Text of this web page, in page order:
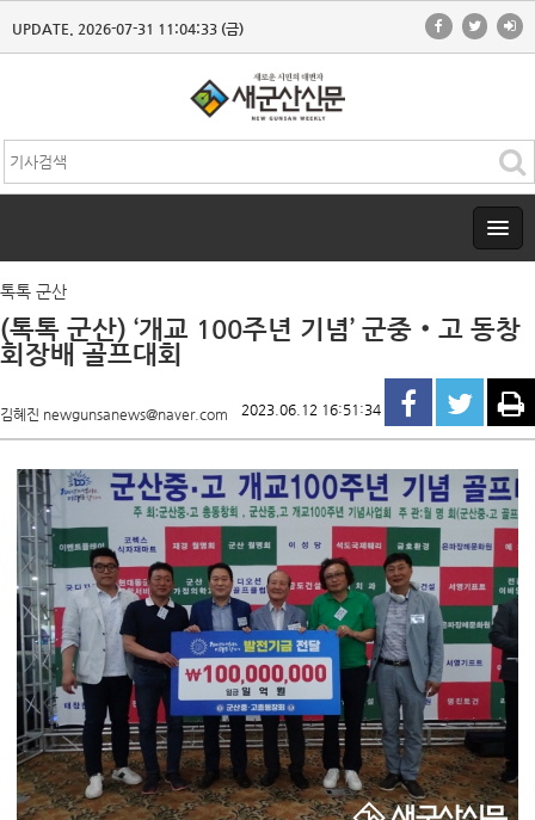
UPDATE. 2026-07-31 11:04:33 (금)
톡톡 군산
(톡톡 군산) ‘개교 100주년 기념’ 군중‧고 동창
회장배 골프대회
김혜진 newgunsanews@naver.com 2023.06.12 16:51:34